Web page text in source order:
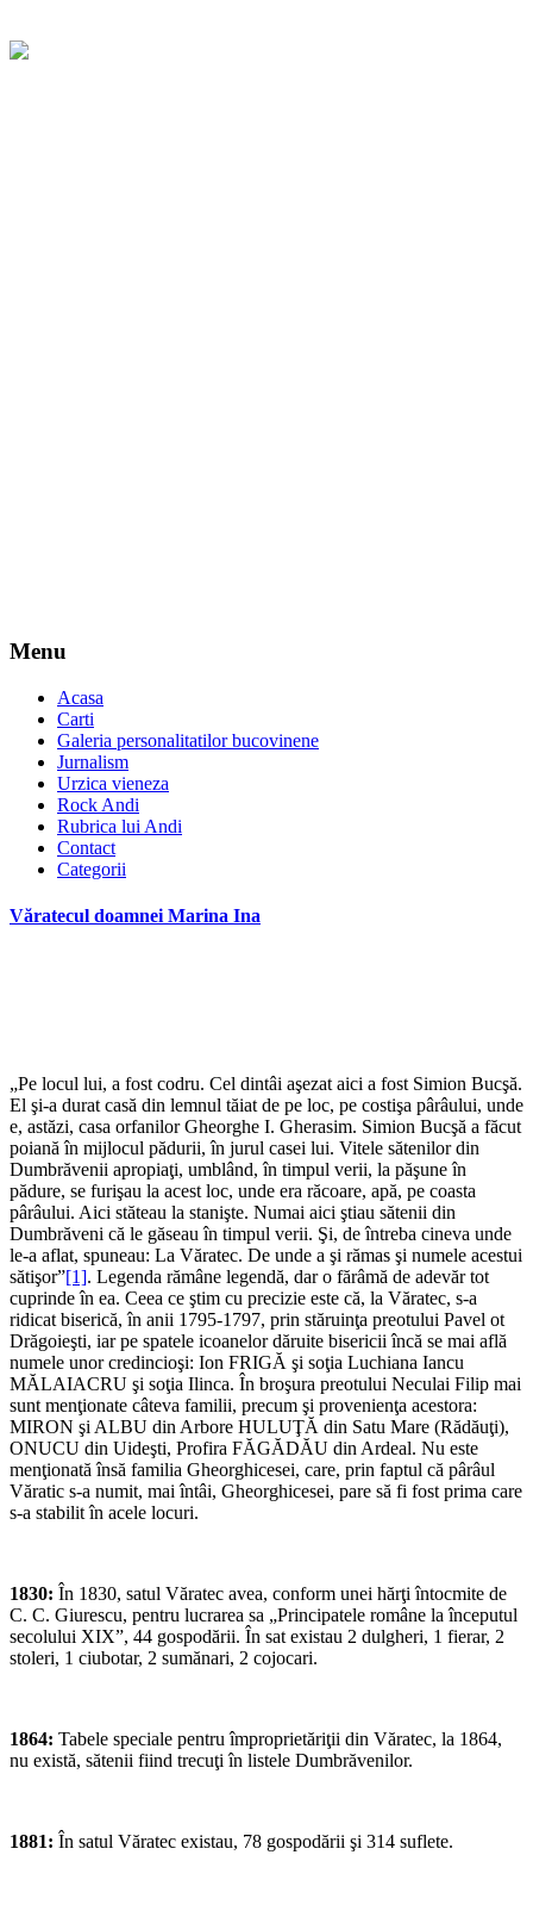
Menu
Acasa
Carti
Galeria personalitatilor bucovinene
Jurnalism
Urzica vieneza
Rock Andi
Rubrica lui Andi
Contact
Categorii
Văratecul doamnei Marina Ina
„Pe locul lui, a fost codru. Cel dintâi aşezat aici a fost Simion Bucşă.
El şi-a durat casă din lemnul tăiat de pe loc, pe costişa pârâului, unde
e, astăzi, casa orfanilor Gheorghe I. Gherasim. Simion Bucşă a făcut
poiană în mijlocul pădurii, în jurul casei lui. Vitele sătenilor din
Dumbrăvenii apropiaţi, umblând, în timpul verii, la păşune în
pădure, se furişau la acest loc, unde era răcoare, apă, pe coasta
pârâului. Aici stăteau la stanişte. Numai aici ştiau sătenii din
Dumbrăveni că le găseau în timpul verii. Şi, de întreba cineva unde
le-a aflat, spuneau: La Văratec. De unde a şi rămas şi numele acestui
sătişor”[1]. Legenda rămâne legendă, dar o fărâmă de adevăr tot
cuprinde în ea. Ceea ce ştim cu precizie este că, la Văratec, s-a
ridicat biserică, în anii 1795-1797, prin stăruinţa preotului Pavel ot
Drăgoieşti, iar pe spatele icoanelor dăruite bisericii încă se mai află
numele unor credincioşi: Ion FRIGĂ şi soţia Luchiana Iancu
MĂLAIACRU şi soţia Ilinca. În broşura preotului Neculai Filip mai
sunt menţionate câteva familii, precum şi provenienţa acestora:
MIRON şi ALBU din Arbore HULUŢĂ din Satu Mare (Rădăuţi),
ONUCU din Uideşti, Profira FĂGĂDĂU din Ardeal. Nu este
menţionată însă familia Gheorghicesei, care, prin faptul că pârâul
Văratic s-a numit, mai întâi, Gheorghicesei, pare să fi fost prima care
s-a stabilit în acele locuri.
1830: În 1830, satul Văratec avea, conform unei hărţi întocmite de
C. C. Giurescu, pentru lucrarea sa „Principatele române la începutul
secolului XIX”, 44 gospodării. În sat existau 2 dulgheri, 1 fierar, 2
stoleri, 1 ciubotar, 2 sumănari, 2 cojocari.
1864: Tabele speciale pentru împroprietăriţii din Văratec, la 1864,
nu există, sătenii fiind trecuţi în listele Dumbrăvenilor.
1881: În satul Văratec existau, 78 gospodării şi 314 suflete.